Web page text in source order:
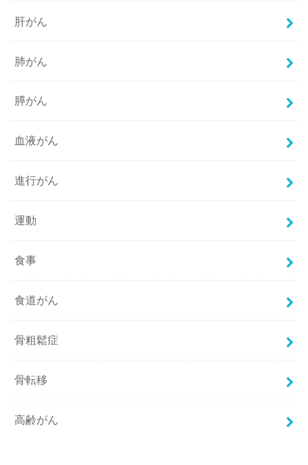
肝がん
肺がん
膵がん
血液がん
進行がん
運動
食事
食道がん
骨粗鬆症
骨転移
高齢がん